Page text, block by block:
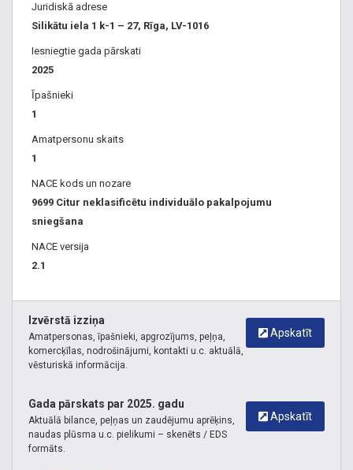
Apģērbu izgatavošana šūšana Centrs
Centrs,Apģērbu šūšana Centrs
Juridiskā adrese
Silikātu iela 1 k-1 – 27, Rīga, LV-1016
Iesniegtie gada pārskati
2025
Īpašnieki
1
Amatpersonu skaits
1
NACE kods un nozare
9699 Citur neklasificētu individuālo pakalpojumu
sniegšana
NACE versija
2.1
Apskatīt
Izvērstā izziņa
Amatpersonas, īpašnieki, apgrozījums, peļņa,
komercķīlas, nodrošinājumi, kontakti u.c. aktuālā,
vēsturiskā informācija.
Apskatīt
Gada pārskats par 2025. gadu
Aktuālā bilance, peļņas un zaudējumu aprēķins,
naudas plūsma u.c. pielikumi – skenēts / EDS
formāts.